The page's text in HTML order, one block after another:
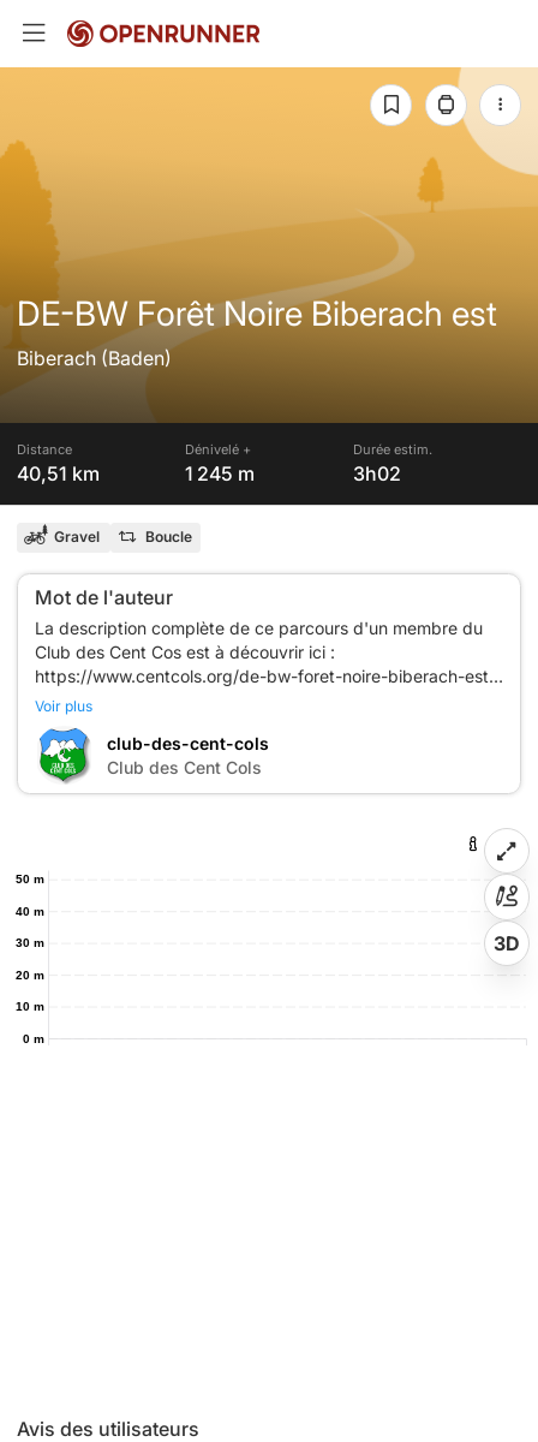
DE-BW Forêt Noire Biberach est
Biberach (Baden)
Distance
40,51 km
Dénivelé +
1 245 m
Durée estim.
3h02
Gravel Boucle
Mot de l'auteur
La description complète de ce parcours d'un membre du
Club des Cent Cos est à découvrir ici :
https://www.centcols.org/de-bw-foret-noire-biberach-est/
Le cahier des charges, la présentation, la liste des parcours
labellisés des membres du Club des Cent Cols, tout est
disponible ici : https://www.centcols.org/les-parcours-
membres-or/
Cet itinéraire est proposé à titre indicatif. L'auteur dégage
sa responsabilité et celle du Club des Cent Cols en vertu
des impondérables dus au cycliste lui-même, au matériel
Voir plus
C
club-des-cent-cols
Club des Cent Cols
0 m
10 m
20 m
30 m
40 m
50 m
3D
Avis des utilisateurs